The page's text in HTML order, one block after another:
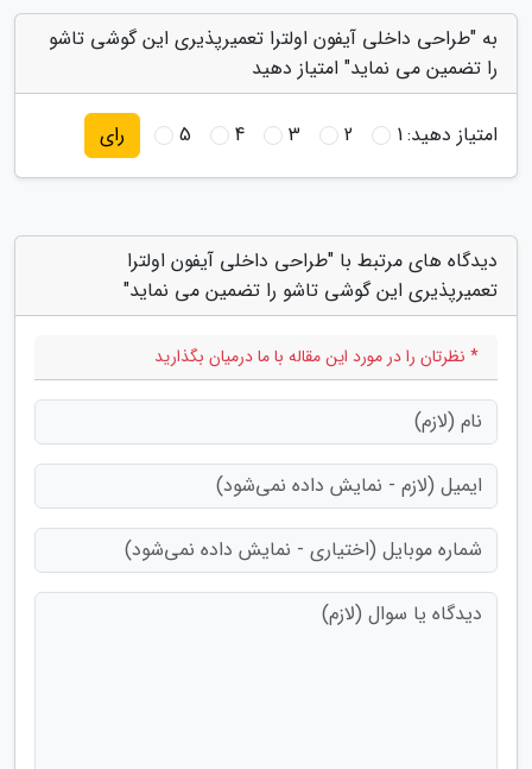
به "طراحی داخلی آیفون اولترا تعمیرپذیری این گوشی تاشو
را تضمین می نماید" امتیاز دهید
امتیاز دهید:1
2
3
4
5 رای
دیدگاه های مرتبط با "طراحی داخلی آیفون اولترا
تعمیرپذیری این گوشی تاشو را تضمین می نماید"
* نظرتان را در مورد این مقاله با ما درمیان بگذارید